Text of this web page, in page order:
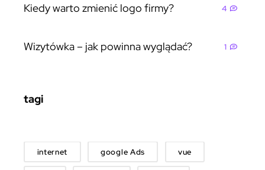
Kiedy warto zmienić logo firmy? 4
Wizytówka – jak powinna wyglądać? 1
tagi
internet google Ads vue